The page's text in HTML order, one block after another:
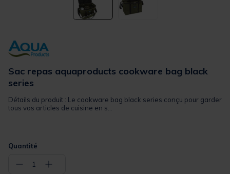
Sac repas aquaproducts cookware bag black
series
Détails du produit : Le cookware bag black series conçu pour garder
tous vos articles de cuisine en s...
Quantité
− 1 +